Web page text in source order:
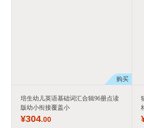
购买
培生幼儿英语基础词汇合辑96册点读
版幼小衔接覆盖小
¥304.00